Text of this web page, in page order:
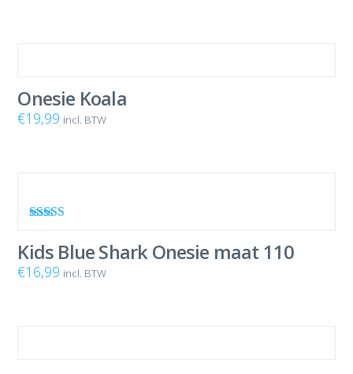
Onesie Koala
€19,99 incl. BTW
5.00
uit 5
Kids Blue Shark Onesie maat 110
€16,99 incl. BTW